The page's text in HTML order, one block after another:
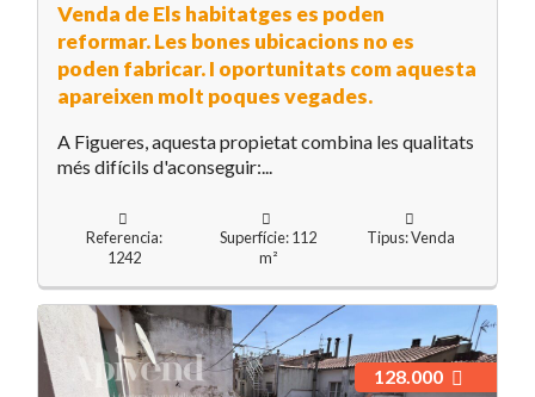
Venda de Els habitatges es poden
reformar. Les bones ubicacions no es
poden fabricar. I oportunitats com aquesta
apareixen molt poques vegades.
A Figueres, aquesta propietat combina les qualitats
més difícils d'aconseguir:...
Referencia:
1242
Superfície: 112
m²
Tipus: Venda
128.000